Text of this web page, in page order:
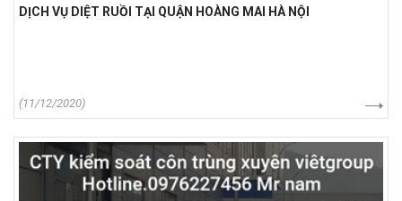
DỊCH VỤ DIỆT RUỒI TẠI QUẬN HOÀNG MAI HÀ NỘI
(11/12/2020)